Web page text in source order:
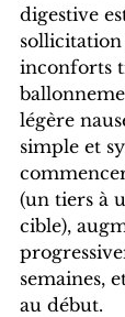
digestive
inconforts
légère
simple et
(un tiers à
cible),
semaines,
au début.